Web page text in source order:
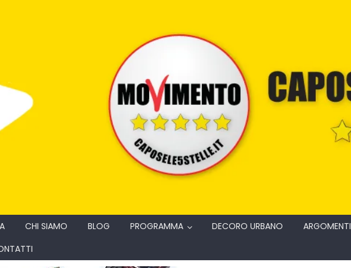
CHI SIAMO BLOG PROGRAMMA DECORO URBANO ARGOMENTI